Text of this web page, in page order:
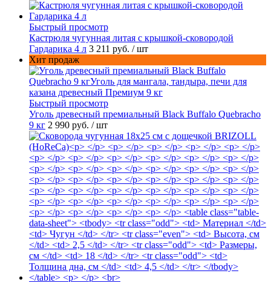
Быстрый просмотр
Кастрюля чугунная литая с крышкой-сковородой
Гардарика 4 л 3 211 руб. / шт
Хит продаж
Быстрый просмотр
Уголь древесный премиальный Black Buffalo Quebracho
9 кг 2 990 руб. / шт